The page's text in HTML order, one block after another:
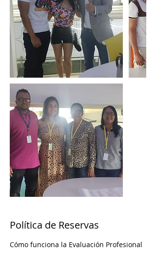
Política de Reservas
Cómo funciona la Evaluación Profesional